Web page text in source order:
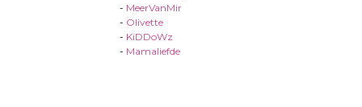
- MeerVanMir
- Olivette
- KiDDoWz
- Mamaliefde